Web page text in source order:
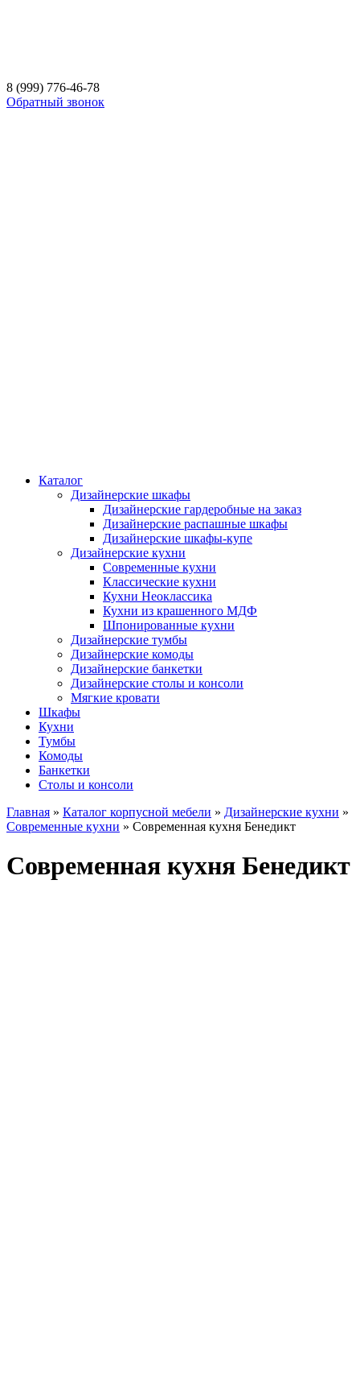
8 (999) 776-46-78
Обратный звонок
Каталог
Дизайнерские шкафы
Дизайнерские гардеробные на заказ
Дизайнерские распашные шкафы
Дизайнерские шкафы-купе
Дизайнерские кухни
Современные кухни
Классические кухни
Кухни Неоклассика
Кухни из крашенного МДФ
Шпонированные кухни
Дизайнерские тумбы
Дизайнерские комоды
Дизайнерские банкетки
Дизайнерские столы и консоли
Мягкие кровати
Шкафы
Кухни
Тумбы
Комоды
Банкетки
Столы и консоли
Главная » Каталог корпусной мебели » Дизайнерские кухни »
Современные кухни » Современная кухня Бенедикт
Современная кухня Бенедикт